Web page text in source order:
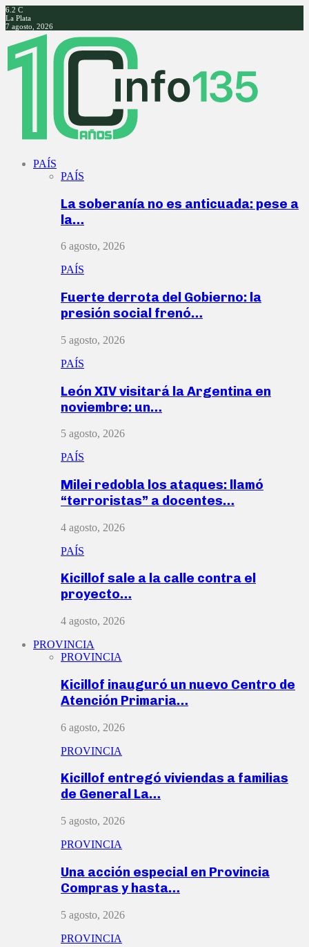
6.2 C
La Plata
7 agosto, 2026
Facebook
Twitter
Instagram
Youtube
PAÍS
PAÍS
La soberanía no es anticuada: pese a
la…
6 agosto, 2026
PAÍS
Fuerte derrota del Gobierno: la
presión social frenó…
5 agosto, 2026
PAÍS
León XIV visitará la Argentina en
noviembre: un…
5 agosto, 2026
PAÍS
Milei redobla los ataques: llamó
“terroristas” a docentes…
4 agosto, 2026
PAÍS
Kicillof sale a la calle contra el
proyecto…
4 agosto, 2026
PROVINCIA
PROVINCIA
Kicillof inauguró un nuevo Centro de
Atención Primaria…
6 agosto, 2026
PROVINCIA
Kicillof entregó viviendas a familias
de General La…
5 agosto, 2026
PROVINCIA
Una acción especial en Provincia
Compras y hasta…
5 agosto, 2026
PROVINCIA